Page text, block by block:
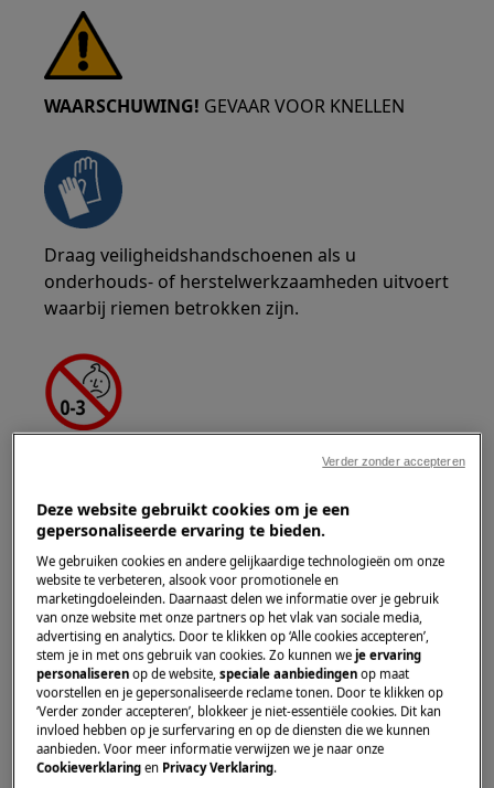
WAARSCHUWING! GEVAAR VOOR KNELLEN
Draag veiligheidshandschoenen als u
onderhouds- of herstelwerkzaamheden uitvoert
waarbij riemen betrokken zijn.
VERSTIKKINGSGEVAAR
Kleine onderdelen niet geschikt voor kinderen
onder de 3 jaar. Houd alle kleine onderdelen en
verpakkingen buiten bereik van kinderen.
Alleen volwassenen zouden het product moeten
gebruiken of installeren.
Schakel de watertoevoer naar het apparaat uit
voordat u enig onderhoud uitvoert. Zorg ervoor
dat het apparaat altijd volledig leeg is.
Onderhoud moet altijd worden uitgevoerd
terwijl het apparaat rechtop staat.
Deze website gebruikt cookies om je een
gepersonaliseerde ervaring te bieden.
We gebruiken cookies en andere gelijkaardige technologieën om onze
website te verbeteren, alsook voor promotionele en
marketingdoeleinden. Daarnaast delen we informatie over je gebruik
van onze website met onze partners op het vlak van sociale media,
advertising en analytics. Door te klikken op ‘Alle cookies accepteren’,
stem je in met ons gebruik van cookies. Zo kunnen we je ervaring
personaliseren op de website,speciale aanbiedingen op maat
voorstellen en je gepersonaliseerde reclame tonen. Door te klikken op
‘Verder zonder accepteren’, blokkeer je niet-essentiële cookies. Dit kan
invloed hebben op je surfervaring en op de diensten die we kunnen
aanbieden. Voor meer informatie verwijzen we je naar onze
Cookieverklaring en Privacy Verklaring.
Verder zonder accepteren